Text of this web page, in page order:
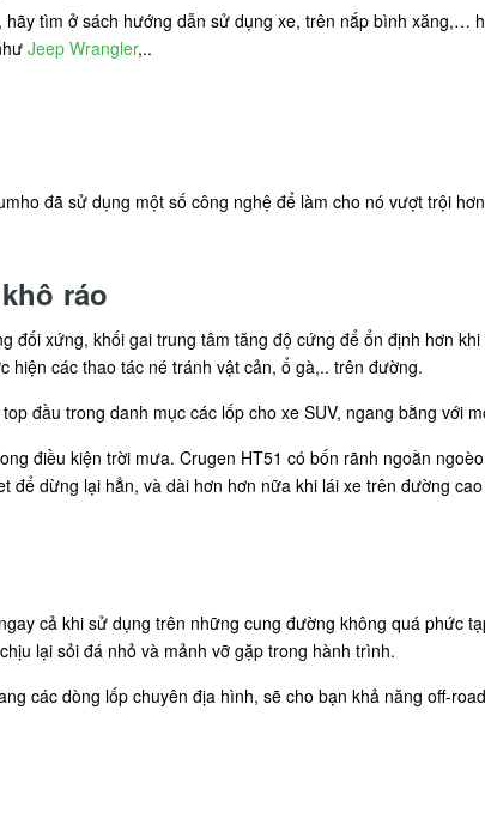
tìm ở sách hướng dẫn sử dụng xe, trên nắp bình xăng,…
Jeep Wrangler,..
đã sử dụng một số công nghệ để làm cho nó vượt trội
ráo
đối xứng, khối gai trung tâm tăng độ cứng để ổn định hơn
hiện các thao tác né tránh vật cản, ổ gà,.. trên đường.
đầu trong danh mục các lốp cho xe SUV, ngang bằng với
điều kiện trời mưa. Crugen HT51 có bốn rãnh ngoằn
để dừng lại hẳn, và dài hơn hơn nữa khi lái xe trên đường
cả khi sử dụng trên những cung đường không quá phức
lại sỏi đá nhỏ và mảnh vỡ gặp trong hành trình.
các dòng lốp chuyên địa hình, sẽ cho bạn khả năng off-